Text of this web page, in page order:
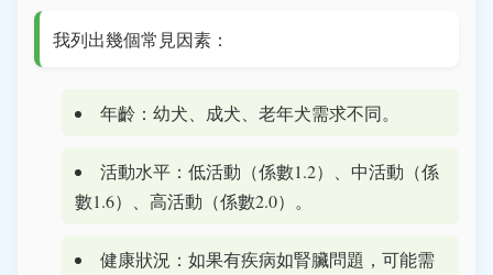
我列出幾個常見因素：
年齡：幼犬、成犬、老年犬需求不同。
活動水平：低活動（係數1.2）、中活動（係
數1.6）、高活動（係數2.0）。
健康狀況：如果有疾病如腎臟問題，可能需